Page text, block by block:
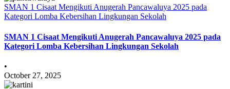
SMAN 1 Cisaat Mengikuti Anugerah Pancawaluya 2025 pada
Kategori Lomba Kebersihan Lingkungan Sekolah
SMAN 1 Cisaat Mengikuti Anugerah Pancawaluya 2025 pada
Kategori Lomba Kebersihan Lingkungan Sekolah
•
October 27, 2025